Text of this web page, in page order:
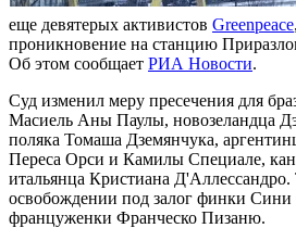
еще девятерых активистов Greenpeace
проникновение на станцию
Об этом сообщает РИА Новости.
Суд изменил меру пресечения для
Масиель Аны Паулы, новозеландца
поляка Томаша Дземянчука,
Переса Орси и Камилы Специале,
итальянца Кристиана Д'Аллессандро.
освобождении под залог финки Сини
француженки Франческо Пизаню.